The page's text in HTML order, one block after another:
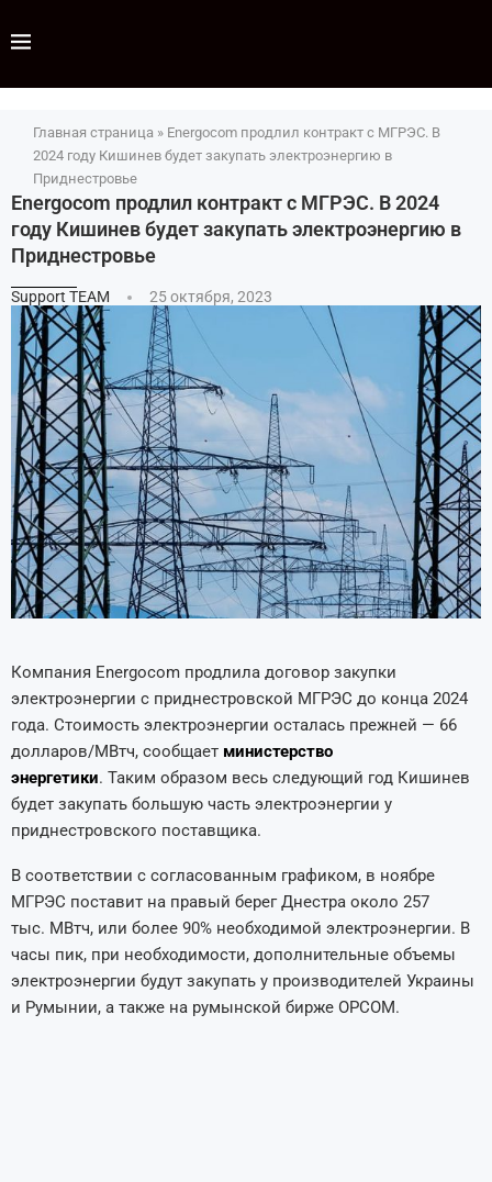
Главная страница » Energocom продлил контракт с МГРЭС. В
2024 году Кишинев будет закупать электроэнергию в
Приднестровье
Energocom продлил контракт с МГРЭС. В 2024
году Кишинев будет закупать электроэнергию в
Приднестровье
Support TEAM 25 октября, 2023
Компания Energocom продлила договор закупки
электроэнергии с приднестровской МГРЭС до конца 2024
года. Стоимость электроэнергии осталась прежней — 66
долларов/МВтч, сообщает министерство
энергетики. Таким образом весь следующий год Кишинев
будет закупать большую часть электроэнергии у
приднестровского поставщика.
В соответствии с согласованным графиком, в ноябре
МГРЭС поставит на правый берег Днестра около 257
тыс. МВтч, или более 90% необходимой электроэнергии. В
часы пик, при необходимости, дополнительные объемы
электроэнергии будут закупать у производителей Украины
и Румынии, а также на румынской бирже OPCOM.